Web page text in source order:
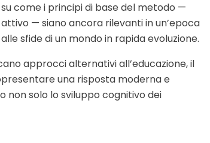
come i principi di base del metodo —
— siano ancora rilevanti in un’epoca
sfide di un mondo in rapida evoluzione.
approcci alternativi all’educazione, il
una risposta moderna e
non solo lo sviluppo cognitivo dei